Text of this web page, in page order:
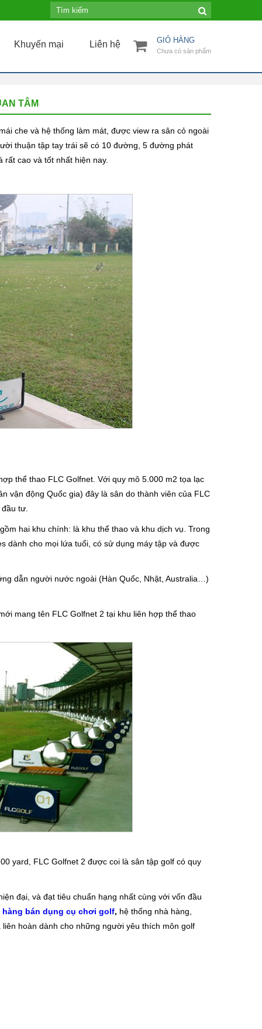
Khuyến mại Liên hệ GIỎ HÀNG
Chưa có sản phẩm
TÂM
che và hệ thống làm mát, được view ra sân cỏ ngoài
thuận tập tay trái sẽ có 10 đường, 5 đường phát
cao và tốt nhất hiện nay.
thể thao FLC Golfnet. Với quy mô 5.000 m2 tọa lạc
vận động Quốc gia) đây là sân do thành viên của FLC
tư.
hai khu chính: là khu thể thao và khu dịch vụ. Trong
dành cho mọi lứa tuổi, có sử dụng máy tập và được
dẫn người nước ngoài (Hàn Quốc, Nhật, Australia…)
mang tên FLC Golfnet 2 tại khu liên hợp thể thao
yard, FLC Golfnet 2 được coi là sân tập golf có quy
đại, và đạt tiêu chuẩn hạng nhất cùng với vốn đầu
hàng bán dụng cụ chơi golf, hệ thống nhà hàng,
hoàn dành cho những người yêu thích môn golf